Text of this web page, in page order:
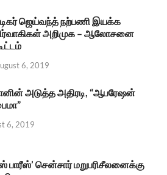
ஜெய்வந்த் நற்பணி இயக்க
அறிமுக – ஆலோசனை
6, 2019
அடுத்த அதிரடி, “ஆபரேஷன்
6, 2019
பாரீஸ்’ சென்சார் மறுபரிசீலனைக்கு